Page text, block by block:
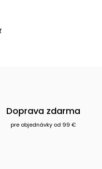
Doprava zdarma
pre objednávky od 99 €